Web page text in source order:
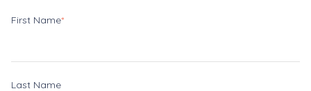
First Name*
Last Name